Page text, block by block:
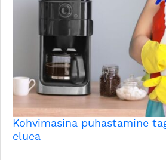
Kohvimasina puhastamine
eluea